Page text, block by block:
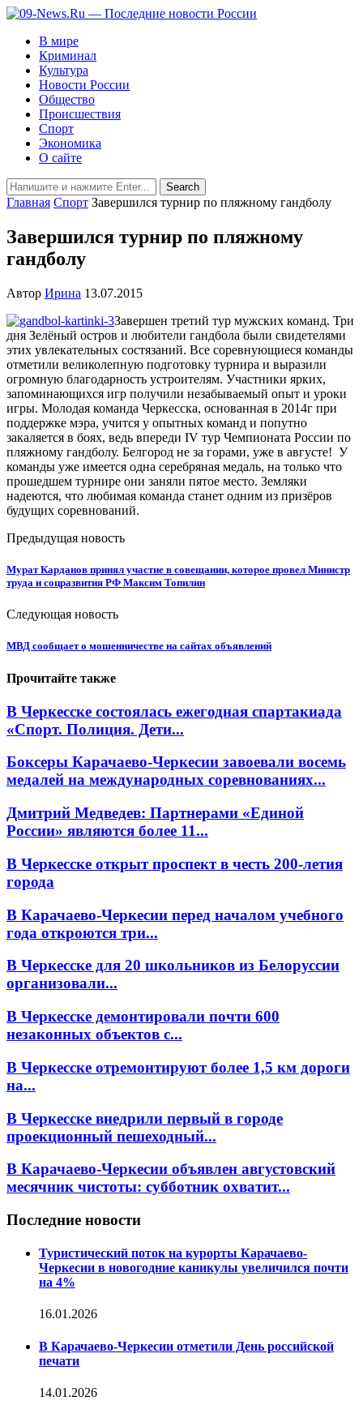
В мире
Криминал
Культура
Новости России
Общество
Происшествия
Спорт
Экономика
О сайте
Главная Спорт Завершился турнир по пляжному гандболу
Завершился турнир по пляжному
гандболу
Автор Ирина 13.07.2015
Завершен третий тур мужских команд. Три
дня Зелёный остров и любители гандбола были свидетелями
этих увлекательных состязаний. Все соревнующиеся команды
отметили великолепную подготовку турнира и выразили
огромную благодарность устроителям. Участники ярких,
запоминающихся игр получили незабываемый опыт и уроки
игры. Молодая команда Черкесска, основанная в 2014г при
поддержке мэра, учится у опытных команд и попутно
закаляется в боях, ведь впереди IV тур Чемпионата России по
пляжному гандболу. Белгород не за горами, уже в августе! У
команды уже имеется одна серебряная медаль, на только что
прошедшем турнире они заняли пятое место. Земляки
надеются, что любимая команда станет одним из призёров
будущих соревнований.
Предыдущая новость
Мурат Карданов принял участие в совещании, которое провел Министр
труда и соцразвития РФ Максим Топилин
Следующая новость
МВД сообщает о мошенничестве на сайтах объявлений
Прочитайте также
В Черкесске состоялась ежегодная спартакиада
«Спорт. Полиция. Дети...
Боксеры Карачаево-Черкесии завоевали восемь
медалей на международных соревнованиях...
Дмитрий Медведев: Партнерами «Единой
России» являются более 11...
В Черкесске открыт проспект в честь 200-летия
города
В Карачаево-Черкесии перед началом учебного
года откроются три...
В Черкесске для 20 школьников из Белоруссии
организовали...
В Черкесске демонтировали почти 600
незаконных объектов с...
В Черкесске отремонтируют более 1,5 км дороги
на...
В Черкесске внедрили первый в городе
проекционный пешеходный...
В Карачаево-Черкесии объявлен августовский
месячник чистоты: субботник охватит...
Последние новости
Туристический поток на курорты Карачаево-
Черкесии в новогодние каникулы увеличился почти
на 4%
16.01.2026
В Карачаево-Черкесии отметили День российской
печати
14.01.2026